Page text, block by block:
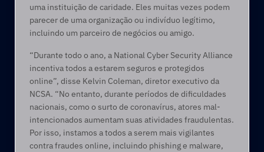
uma instituição de caridade. Eles muitas vezes podem
parecer de uma organização ou indivíduo legítimo,
incluindo um parceiro de negócios ou amigo.
“Durante todo o ano, a National Cyber Security Alliance
incentiva todos a estarem seguros e protegidos
online”, disse Kelvin Coleman, diretor executivo da
NCSA. “No entanto, durante períodos de dificuldades
nacionais, como o surto de coronavírus, atores mal-
intencionados aumentam suas atividades fraudulentas.
Por isso, instamos a todos a serem mais vigilantes
contra fraudes online, incluindo phishing e malware,